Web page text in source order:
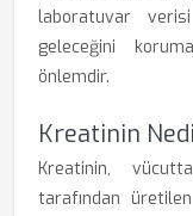
laboratuvar
geleceğini
önlemdir.
Kreatinin
Kreatinin,
tarafından